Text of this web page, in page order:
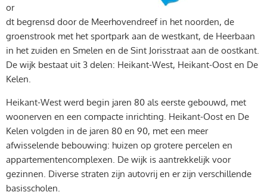
or
dt begrensd door de Meerhovendreef in het noorden, de
groenstrook met het sportpark aan de westkant, de Heerbaan
in het zuiden en Smelen en de Sint Jorisstraat aan de oostkant.
De wijk bestaat uit 3 delen: Heikant-West, Heikant-Oost en De
Kelen.
Heikant-West werd begin jaren 80 als eerste gebouwd, met
woonerven en een compacte inrichting. Heikant-Oost en De
Kelen volgden in de jaren 80 en 90, met een meer
afwisselende bebouwing: huizen op grotere percelen en
appartementencomplexen. De wijk is aantrekkelijk voor
gezinnen. Diverse straten zijn autovrij en er zijn verschillende
basisscholen.